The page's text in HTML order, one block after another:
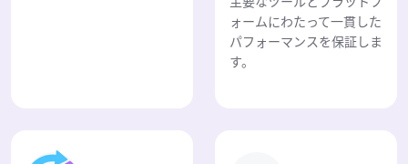
ォームにわたって一貫した
パフォーマンスを保証しま
す。